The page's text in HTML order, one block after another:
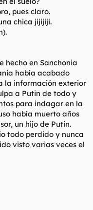
pues claro.
chica jijijiji.
hecho en Sanchonia
había acabado
la información exterior
a Putin de todo y
para indagar en la
había muerto años
un hijo de Putin.
todo perdido y nunca
visto varias veces el